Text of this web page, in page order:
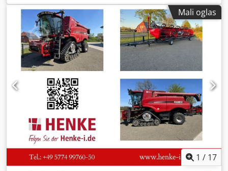
1988. Prednji hidraulični podiznik. Prednji kardanski
prenos. Brzina: 30 km/h. Cena: 24.500,00 evra, neto.
Lokacija: nema podataka. Crsdpfezdmutjx Ap Ejf
Mali oglas
1 / 17